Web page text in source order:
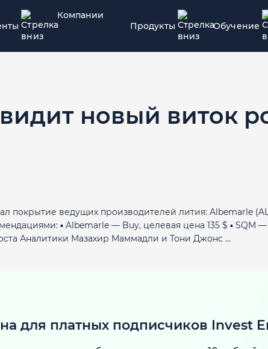
Компании
Продукты
Обучение
новый виток
покрытие ведущих производителей лития: Albemarle
▪️ Albemarle — Buy, целевая цена 135 $ ▪️ SQM
Аналитики Мазахир Маммадли и Тони Джонс ...
для платных подписчиков Invest